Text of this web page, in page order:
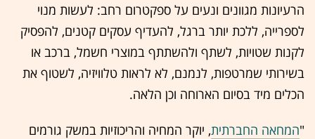
הרעיונות מגוונים ונעים על ספקטרום רחב: לעשות מנוי
לספרייה, ללכת יותר ברגל, להעדיף עסקים קטנים, להפסיק
לקנות שטויות, לשתף ולהשתתף במוצרי חשמל, ברכב או
בשירותי שמרטפות, לנמנם, לא לראות טלוויזיה, לשטוף את
הכלים מיד בסיום הארוחה וכן הלאה.
"המחאה החברתית, יוקר המחיה והריכוזיות במשק גורמים